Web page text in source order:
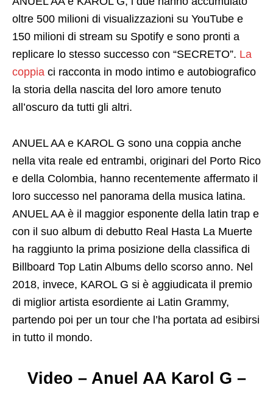
oltre 500 milioni di visualizzazioni su YouTube e
150 milioni di stream su Spotify e sono pronti a
replicare lo stesso successo con “SECRETO”. La
coppia ci racconta in modo intimo e autobiografico
la storia della nascita del loro amore tenuto
all’oscuro da tutti gli altri.
ANUEL AA e KAROL G sono una coppia anche
nella vita reale ed entrambi, originari del Porto Rico
e della Colombia, hanno recentemente affermato il
loro successo nel panorama della musica latina.
ANUEL AA è il maggior esponente della latin trap e
con il suo album di debutto Real Hasta La Muerte
ha raggiunto la prima posizione della classifica di
Billboard Top Latin Albums dello scorso anno. Nel
2018, invece, KAROL G si è aggiudicata il premio
di miglior artista esordiente ai Latin Grammy,
partendo poi per un tour che l’ha portata ad esibirsi
in tutto il mondo.
Video – Anuel AA Karol G –